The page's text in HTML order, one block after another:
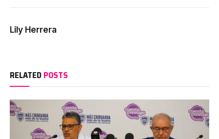
Lily Herrera
RELATED POSTS